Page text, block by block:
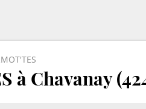
à Chavanay